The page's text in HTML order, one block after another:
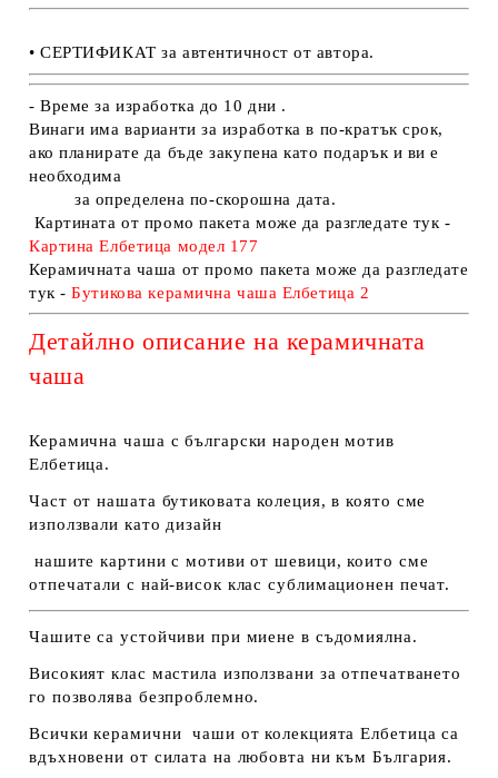
• СЕРТИФИКАТ за автентичност от автора.
- Време за изработка до 10 дни .
Винаги има варианти за изработка в по-кратък срок,
ако планирате да бъде закупена като подарък и ви е
необходима
за определена по-скорошна дата.
Картината от промо пакета може да разгледате тук -
Картина Елбетица модел 177
Керамичната чаша от промо пакета може да разгледате
тук -Бутикова керамична чаша Елбетица 2
Детайлно описание на керамичната
чаша
Керамична чаша с български народен мотив
Елбетица.
Част от нашата бутиковата колеция, в която сме
използвали като дизайн
нашите картини с мотиви от шевици, които сме
отпечатали с най-висок клас сублимационен печат.
Чашите са устойчиви при миене в съдомиялна.
Високият клас мастила използвани за отпечатването
го позволява безпроблемно.
Всички керамични чаши от колекцията Елбетица са
вдъхновени от силата на любовта ни към България.